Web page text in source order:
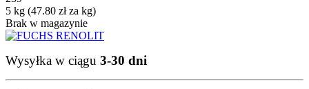
5 kg (47.80 złza kg)
Brak w magazynie
Wysyłka w ciągu 3-30 dni